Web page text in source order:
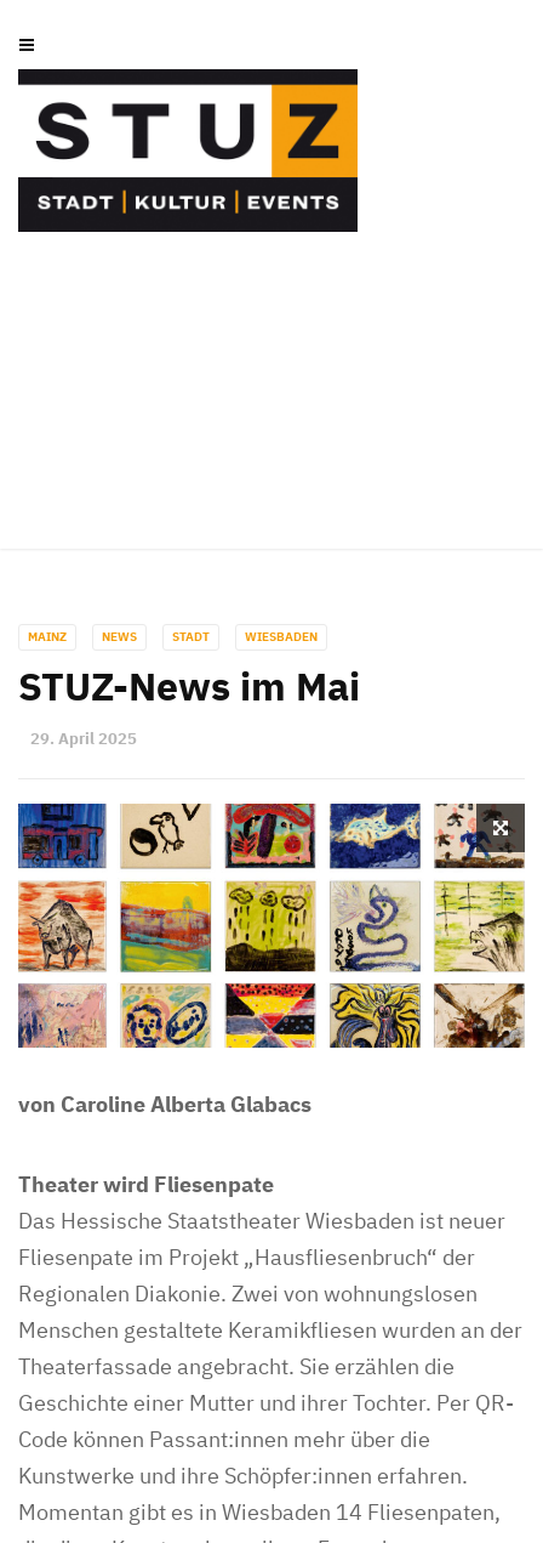
MAINZ NEWS STADT WIESBADEN
STUZ-News im Mai
29. April 2025
von Caroline Alberta Glabacs
Theater wird Fliesenpate
Das Hessische Staatstheater Wiesbaden ist neuer
Fliesenpate im Projekt „Hausfliesenbruch“ der
Regionalen Diakonie. Zwei von wohnungslosen
Menschen gestaltete Keramikfliesen wurden an der
Theaterfassade angebracht. Sie erzählen die
Geschichte einer Mutter und ihrer Tochter. Per QR-
Code können Passant:innen mehr über die
Kunstwerke und ihre Schöpfer:innen erfahren.
Momentan gibt es in Wiesbaden 14 Fliesenpaten,